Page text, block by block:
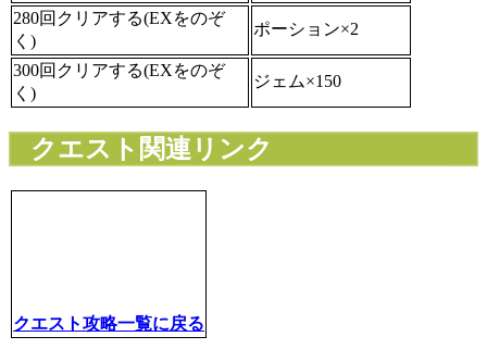
280回クリアする(EXをのぞ
く)
ポーション×2
300回クリアする(EXをのぞ
く)
ジェム×150
クエスト関連リンク
クエスト攻略一覧に戻る